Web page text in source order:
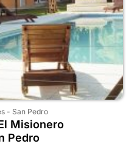
- San Pedro
Misionero
Pedro